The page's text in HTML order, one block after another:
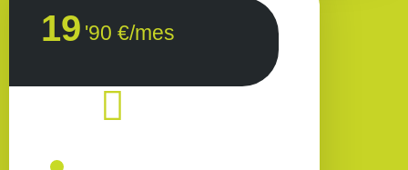
19 '90 €/mes